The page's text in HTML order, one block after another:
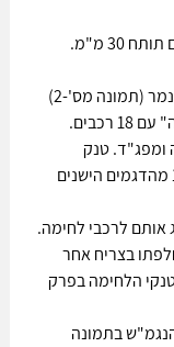
בגדוד חרמ"ש יהיו 2 פלוגות חי"ר על נגמ"שי נמר (תמונה מס'-2)
עם 36 נגמ"שים ופלוגה אחת של "טנקי לחימה" עם 18 רכבים.
18 טנקי לחימה ומפג"ד. טנק
הלחימה בנוי על תובת הטנק האמריקאי אמ-1 מהדגמים הישנים
אותם לרכבי לחימה.
בצריח אחר
על טנקי הלחימה בפרק
הנגמ"ש בתמונה